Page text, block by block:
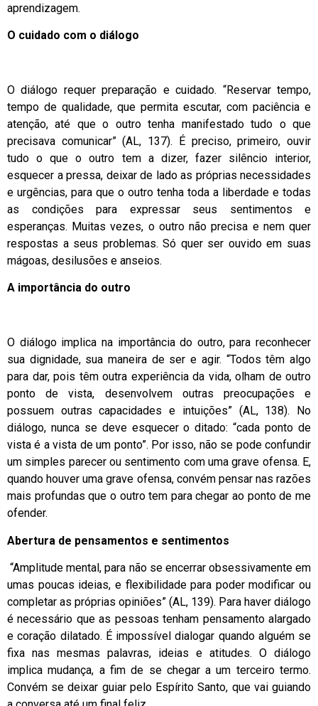
aprendizagem.
O cuidado com o diálogo
O diálogo requer preparação e cuidado. “Reservar tempo,
tempo de qualidade, que permita escutar, com paciência e
atenção, até que o outro tenha manifestado tudo o que
precisava comunicar” (AL, 137). É preciso, primeiro, ouvir
tudo o que o outro tem a dizer, fazer silêncio interior,
esquecer a pressa, deixar de lado as próprias necessidades
e urgências, para que o outro tenha toda a liberdade e todas
as condições para expressar seus sentimentos e
esperanças. Muitas vezes, o outro não precisa e nem quer
respostas a seus problemas. Só quer ser ouvido em suas
mágoas, desilusões e anseios.
A importância do outro
O diálogo implica na importância do outro, para reconhecer
sua dignidade, sua maneira de ser e agir. “Todos têm algo
para dar, pois têm outra experiência da vida, olham de outro
ponto de vista, desenvolvem outras preocupações e
possuem outras capacidades e intuições” (AL, 138). No
diálogo, nunca se deve esquecer o ditado: “cada ponto de
vista é a vista de um ponto”. Por isso, não se pode confundir
um simples parecer ou sentimento com uma grave ofensa. E,
quando houver uma grave ofensa, convém pensar nas razões
mais profundas que o outro tem para chegar ao ponto de me
ofender.
Abertura de pensamentos e sentimentos
“Amplitude mental, para não se encerrar obsessivamente em
umas poucas ideias, e flexibilidade para poder modificar ou
completar as próprias opiniões” (AL, 139). Para haver diálogo
é necessário que as pessoas tenham pensamento alargado
e coração dilatado. É impossível dialogar quando alguém se
fixa nas mesmas palavras, ideias e atitudes. O diálogo
implica mudança, a fim de se chegar a um terceiro termo.
Convém se deixar guiar pelo Espírito Santo, que vai guiando